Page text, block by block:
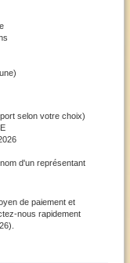
selon votre choix)
d'un représentant
de paiement et
nous rapidement